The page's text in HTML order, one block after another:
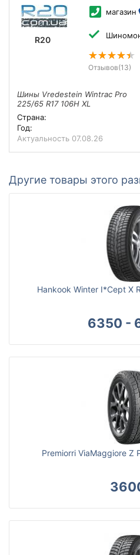
R20
магазин
Отзывов(13)
Шины Vredestein Wintrac Pro
225/65 R17 106H XL
Страна:
Год:
Актуальность 07.08.26
Другие товары этого
Hankook Winter I*Cept X
6350 -
Premiorri ViaMaggiore Z